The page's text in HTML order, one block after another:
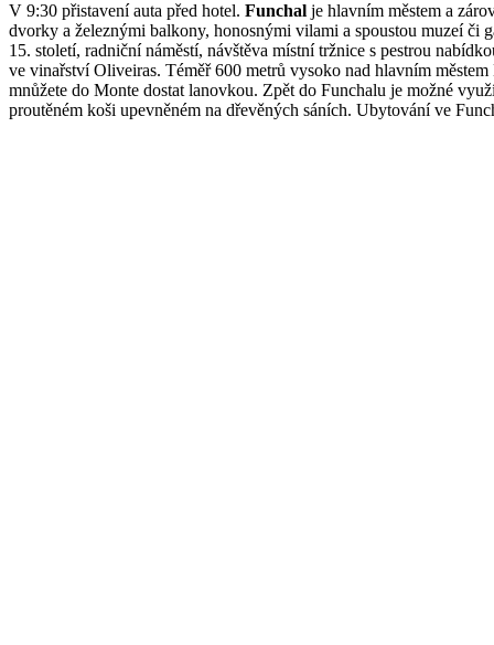
V 9:30 přistavení auta před hotel. Funchal je hlavním městem a
dvorky a železnými balkony, honosnými vilami a spoustou muzeí či
15. století, radniční náměstí, návštěva místní tržnice s pestrou
ve vinařství Oliveiras. Téměř 600 metrů vysoko nad hlavním
mnůžete do Monte dostat lanovkou. Zpět do Funchalu je možné
proutěném koši upevněném na dřevěných sáních. Ubytování ve